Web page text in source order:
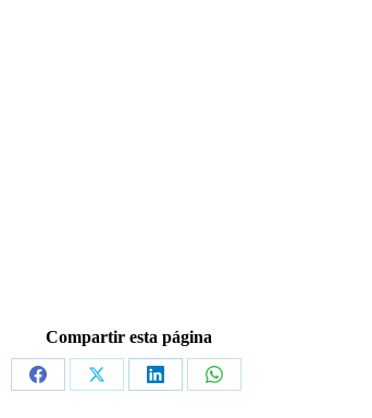
Compartir esta página
Share
Share
Share
Share